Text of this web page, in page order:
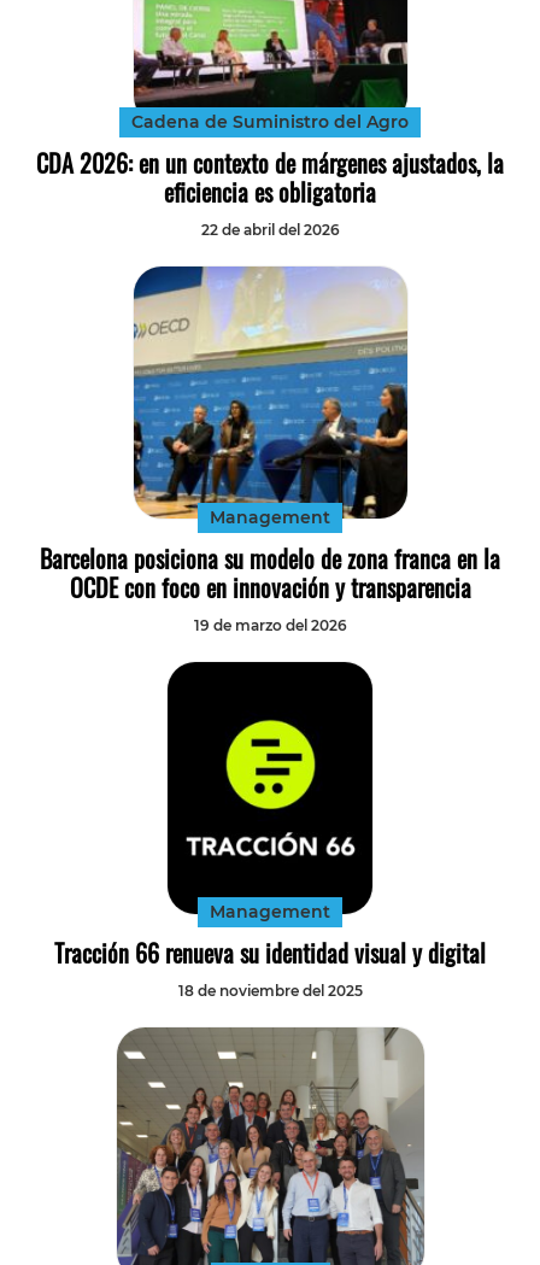
Cadena de Suministro del Agro
CDA 2026: en un contexto de márgenes ajustados, la
eficiencia es obligatoria
22 de abril del 2026
Management
Barcelona posiciona su modelo de zona franca en la
OCDE con foco en innovación y transparencia
19 de marzo del 2026
Management
Tracción 66 renueva su identidad visual y digital
18 de noviembre del 2025